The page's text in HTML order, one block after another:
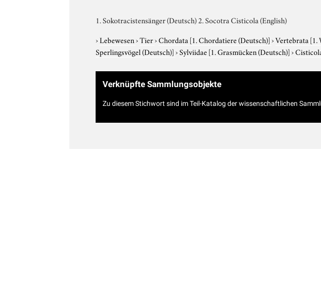
1. Sokotracistensänger (Deutsch) 2. Socotra Cisticola (English)
›Lebewesen›Tier›Chordata [1. Chordatiere (Deutsch)]›Vertebrata [1.
Sperlingsvögel (Deutsch)]›Sylviidae [1. Grasmücken (Deutsch)]›
Verknüpfte Sammlungsobjekte
Zu diesem Stichwort sind im Teil-Katalog der wissenschaftlichen